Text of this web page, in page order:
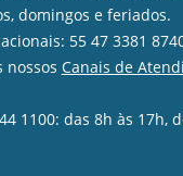
domingos e feriados.
55 47 3381
nossos Canais de
1100: das 8h às 17h,